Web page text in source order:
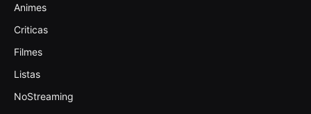
Animes
Criticas
Filmes
Listas
NoStreaming